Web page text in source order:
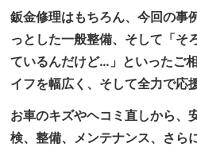
鈑金修理はもちろん、今回の事
っとした一般整備、そして「そ
ているんだけど…」といったご
イフを幅広く、そして全力で応
お車のキズやヘコミ直しから、
検、整備、メンテナンス、さら